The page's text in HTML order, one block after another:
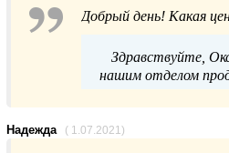
Добрый день! Какая
Здравствуйте,
нашим отделом
Надежда ( 1.07.2021)